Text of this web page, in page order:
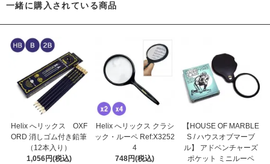
一緒に購入されている商品
Helix へリックス OXF
ORD 消しゴム付き鉛筆
（12本入り）
1,056円(税込)
Helix へリックス クラシ
ック・ルーペ Ref:X3252
4
748円(税込)
【HOUSE OF MARBLE
S / ハウスオブマーブ
ル】 アドベンチャーズ
ポケット ミニルーペ